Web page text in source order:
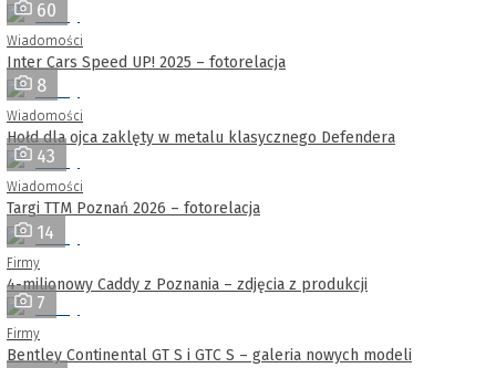
60
Wiadomości
Inter Cars Speed UP! 2025 – fotorelacja
8
Wiadomości
Hołd dla ojca zaklęty w metalu klasycznego Defendera
43
Wiadomości
Targi TTM Poznań 2026 – fotorelacja
14
Firmy
4-milionowy Caddy z Poznania – zdjęcia z produkcji
7
Firmy
Bentley Continental GT S i GTC S – galeria nowych modeli